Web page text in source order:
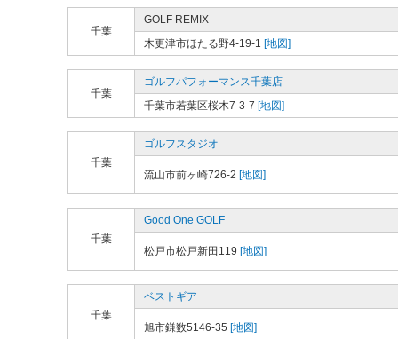
千葉
GOLF REMIX
木更津市ほたる野4-19-1 [地図]
千葉
ゴルフパフォーマンス千葉店
千葉市若葉区桜木7-3-7 [地図]
千葉
ゴルフスタジオ
流山市前ヶ崎726-2 [地図]
千葉
Good One GOLF
松戸市松戸新田119 [地図]
千葉
ベストギア
旭市鎌数5146-35 [地図]